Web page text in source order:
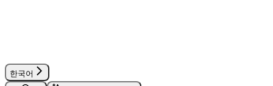
한국어